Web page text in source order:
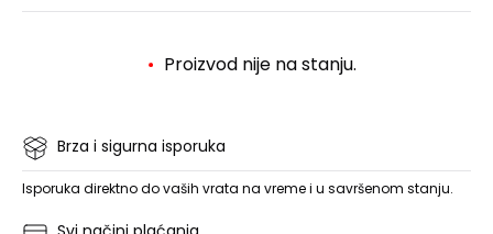
Proizvod nije na stanju.
Brza i sigurna isporuka
Isporuka direktno do vaših vrata na vreme i u savršenom stanju.